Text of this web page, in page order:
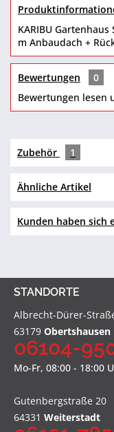
KARIBU
m Anbaudach +
Bewertungen
0
Bewertungen lesen
Zubehör 1
Ähnliche Artikel
Kunden haben sich
STANDORTE
Albrecht-Dürer-
63179 Obertshausen
06104-
Mo-Fr, 08:00 - 18:00
Gutenbergstraße 20
64331 Weiterstadt